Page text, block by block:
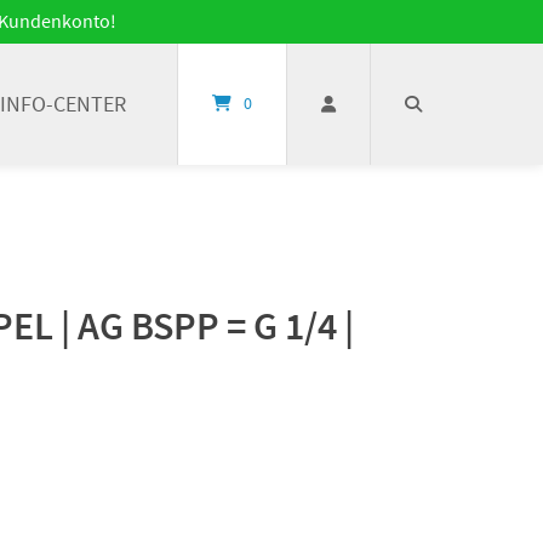
Kundenkonto!
INFO-CENTER 0
| AG BSPP = G 1/4 |